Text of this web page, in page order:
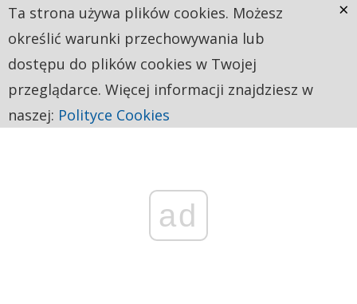
ad
Ta strona używa plików cookies. Możesz
określić warunki przechowywania lub
dostępu do plików cookies w Twojej
przeglądarce. Więcej informacji znajdziesz w
naszej: Polityce Cookies
×